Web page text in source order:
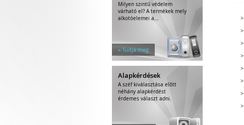
Milyen szintű védelem
várható el? A termékek mely
alkotóelemei a...
» Tudja meg
Alapkérdések
A széf kiválasztása előtt
néhány alapkérdést
érdemes választ adni.